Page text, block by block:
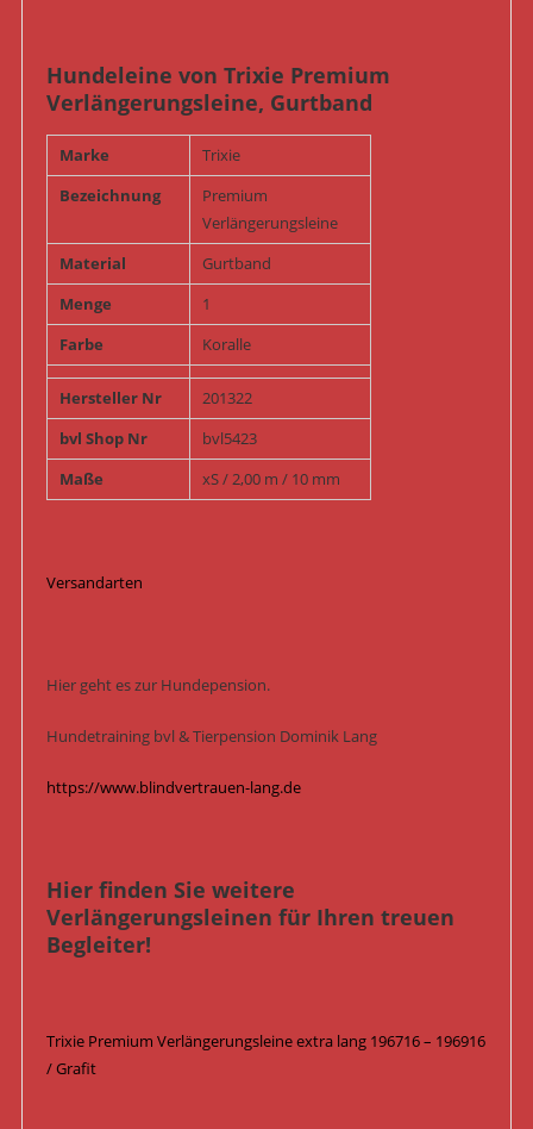
Hundeleine von Trixie Premium
Verlängerungsleine, Gurtband
Marke
Trixie
Bezeichnung
Premium
Verlängerungsleine
Material
Gurtband
Menge
1
Farbe
Koralle
Hersteller Nr
201322
bvl Shop Nr
bvl5423
Maße
xS / 2,00 m / 10 mm
Versandarten
Hier geht es zur Hundepension.
Hundetraining bvl & Tierpension Dominik Lang
https://www.blindvertrauen-lang.de
Hier finden Sie weitere
Verlängerungsleinen für Ihren treuen
Begleiter!
Trixie Premium Verlängerungsleine extra lang 196716 – 196916
/ Grafit